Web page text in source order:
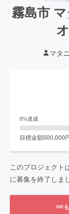
霧島市
マタ
0%達成
目標金額500,000
このプロジェクトは
に募集を終了しま